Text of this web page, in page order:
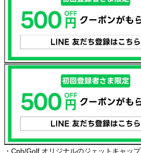
・Cph/Golf オリジナルのジェットキャップ